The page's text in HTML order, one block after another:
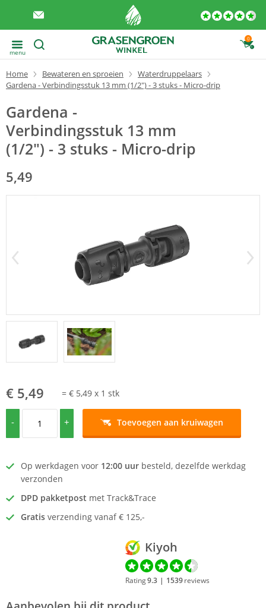
menu
0
Home Bewateren en sproeien
Waterdruppelaars
Gardena - Verbindingsstuk 13 mm (1/2") - 3 stuks - Micro-drip
Gardena -
Verbindingsstuk 13 mm
(1/2") - 3 stuks - Micro-drip
5,49
€ 5,49 = € 5,49 x 1 stk
- + Toevoegen aan kruiwagen
Op werkdagen voor 12:00 uur besteld, dezelfde werkdag
verzonden
DPD pakketpost met Track&Trace
Gratis verzending vanaf € 125,-
Kiyoh
Rating9.3 | 1539reviews